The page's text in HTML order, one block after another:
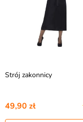
Strój zakonnicy
49,90 zł